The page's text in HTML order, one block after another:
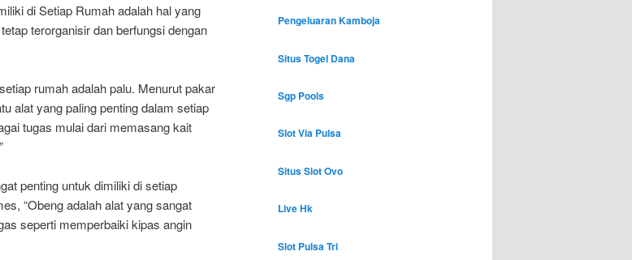
di Setiap Rumah adalah hal yang
terorganisir dan berfungsi dengan
rumah adalah palu. Menurut pakar
alat yang paling penting dalam setiap
tugas mulai dari memasang kait
penting untuk dimiliki di setiap
“Obeng adalah alat yang sangat
seperti memperbaiki kipas angin
Pengeluaran Kamboja
Situs Togel Dana
Sgp Pools
Slot Via Pulsa
Situs Slot Ovo
Live Hk
Slot Pulsa Tri